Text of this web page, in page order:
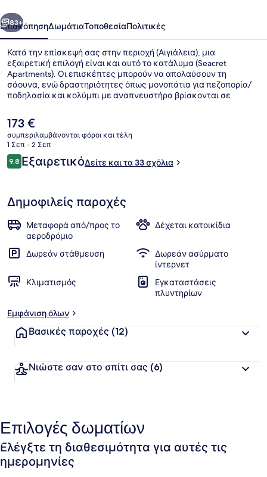
Επόμενο
83+
ΕπισκόπησηΔωμάτιαΤοποθεσίαΠολιτικές
Κατά την επίσκεψή σας στην περιοχή (Αιγιάλεια), μια
εξαιρετική επιλογή είναι και αυτό το κατάλυμα (Seacret
Apartments). Οι επισκέπτες μπορούν να απολαύσουν τη
σάουνα, ενώ δραστηριότητες όπως μονοπάτια για πεζοπορία/
ποδηλασία και κολύμπι με αναπνευστήρα βρίσκονται σε
ανέσεις μέσα στο δωμάτιο περιλαμβάνουν καναπέδες-
κρεβάτια και ψυγεία.
Η
τρέχουσα
τιμή
είναι
173 €
173 €
συμπεριλαμβάνονται φόροι και τέλη
1 Σεπ - 2 Σεπ
Σχόλια
9,89,8 στα 10
ΕξαιρετικόΔείτε και τα 33 σχόλια
Δημοφιλείς παροχές
Μεταφορά από/προς το
αεροδρόμιο
Δέχεται κατοικίδια
Δωρεάν στάθμευση
Δωρεάν ασύρματο
ίντερνετ
Κλιματισμός
Εγκαταστάσεις
πλυντηρίων
Εμφάνιση όλων
Βασικές παροχές (12)
Νιώστε σαν στο σπίτι σας (6)
Επιλογές δωματίων
Ελέγξτε τη διαθεσιμότητα για αυτές τις
ημερομηνίες